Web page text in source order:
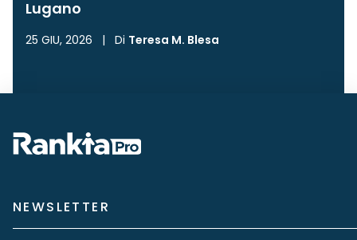
Lugano
25 GIU, 2026 | Di Teresa M. Blesa
NEWSLETTER